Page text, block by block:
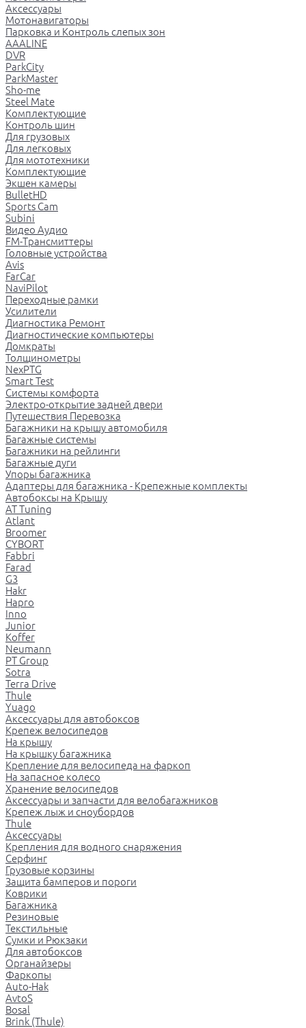
Аксессуары
Мотонавигаторы
Парковка и Контроль слепых зон
AAALINE
DVR
ParkCity
ParkMaster
Sho-me
Steel Mate
Комплектующие
Контроль шин
Для грузовых
Для легковых
Для мототехники
Комплектующие
Экшен камеры
BulletHD
Sports Cam
Subini
Видео Аудио
FM-Трансмиттеры
Головные устройства
Avis
FarCar
NaviPilot
Переходные рамки
Усилители
Диагностика Ремонт
Диагностические компьютеры
Домкраты
Толщинометры
NexPTG
Smart Test
Системы комфорта
Электро-открытие задней двери
Путешествия Перевозка
Багажники на крышу автомобиля
Багажные системы
Багажники на рейлинги
Багажные дуги
Упоры багажника
Адаптеры для багажника - Крепежные комплекты
Автобоксы на Крышу
AT Tuning
Atlant
Broomer
CYBORT
Fabbri
Farad
G3
Hakr
Hapro
Inno
Junior
Koffer
Neumann
PT Group
Sotra
Terra Drive
Thule
Yuago
Аксессуары для автобоксов
Крепеж велосипедов
На крышу
На крышку багажника
Крепление для велосипеда на фаркоп
На запасное колесо
Хранение велосипедов
Аксессуары и запчасти для велобагажников
Крепеж лыж и сноубордов
Thule
Аксессуары
Крепления для водного снаряжения
Серфинг
Грузовые корзины
Защита бамперов и пороги
Коврики
Багажника
Резиновые
Текстильные
Сумки и Рюкзаки
Для автобоксов
Органайзеры
Фаркопы
Auto-Hak
AvtoS
Bosal
Brink (Thule)